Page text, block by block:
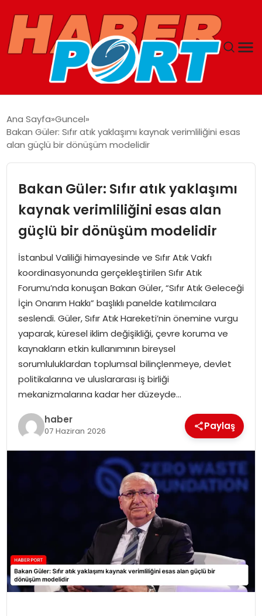
GUNCEL
SPOR
MAGAZIN
SPOR
EĞITIM
OTOMOBIL
TEKNOLOJI
EKONOMI
Ana Sayfa Guncel
Bakan Güler: Sıfır atık yaklaşımı kaynak verimliliğini esas
alan güçlü bir dönüşüm modelidir
Bakan Güler: Sıfır atık yaklaşımı
kaynak verimliliğini esas alan
güçlü bir dönüşüm modelidir
İstanbul Valiliği himayesinde ve Sıfır Atık Vakfı
koordinasyonunda gerçekleştirilen Sıfır Atık
Forumu’nda konuşan Bakan Güler, “Sıfır Atık Geleceği
İçin Onarım Hakkı” başlıklı panelde katılımcılara
seslendi. Güler, Sıfır Atık Hareketi’nin önemine vurgu
yaparak, küresel iklim değişikliği, çevre koruma ve
kaynakların etkin kullanımının bireysel
sorumluluklardan toplumsal bilinçlenmeye, devlet
politikalarına ve uluslararası iş birliği
mekanizmalarına kadar her düzeyde…
haber
07 Haziran 2026 Paylaş